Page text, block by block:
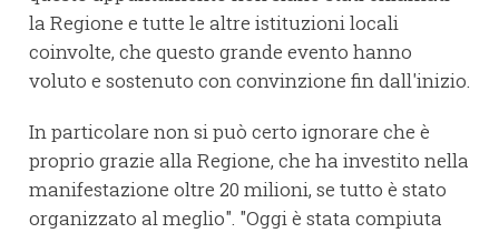
la Regione e tutte le altre istituzioni locali
coinvolte, che questo grande evento hanno
voluto e sostenuto con convinzione fin dall'inizio.
In particolare non si può certo ignorare che è
proprio grazie alla Regione, che ha investito nella
manifestazione oltre 20 milioni, se tutto è stato
organizzato al meglio". "Oggi è stata compiuta